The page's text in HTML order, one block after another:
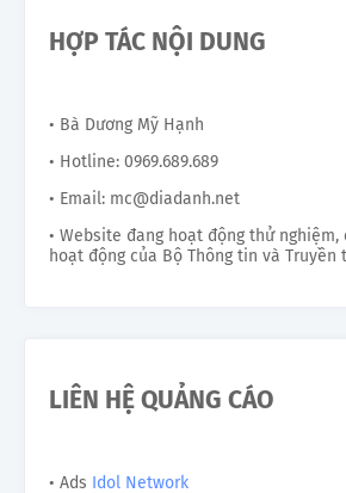
HỢP TÁC NỘI DUNG
• Bà Dương Mỹ Hạnh
• Hotline: 0969.689.689
• Email: mc@diadanh.net
• Website đang hoạt động thử nghiệm,
hoạt động của Bộ Thông tin và Truyền
LIÊN HỆ QUẢNG CÁO
• Ads Idol Network